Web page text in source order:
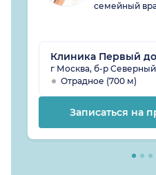
семейный
Клиника Первый
г Москва, б-р
Отрадное (700 м)
Записаться на